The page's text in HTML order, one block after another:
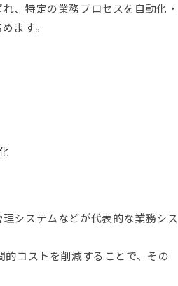
れ、特定の業務プロセスを自動化・
ます。
システムなどが代表的な業務シス
的コストを削減することで、その